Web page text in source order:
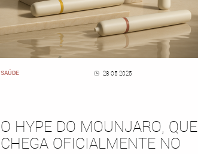
SAÚDE 28 05 2025
O HYPE DO MOUNJARO, QUE
CHEGA OFICIALMENTE NO